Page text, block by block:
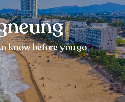
know before you go